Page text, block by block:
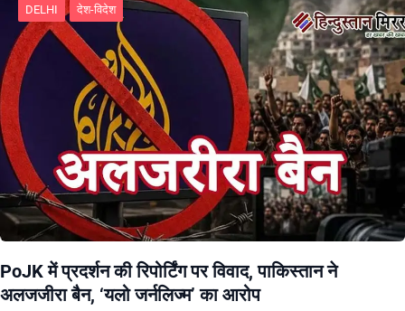
DELHI देश-विदेश
PoJK में प्रदर्शन की रिपोर्टिंग पर विवाद, पाकिस्तान ने
अलजजीरा बैन, ‘यलो जर्नलिज्म’ का आरोप